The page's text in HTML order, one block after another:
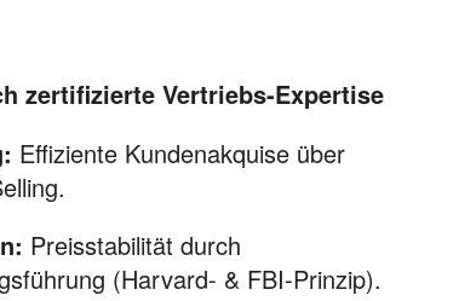
zertifizierte Vertriebs-Expertise
Effiziente Kundenakquise über
Preisstabilität durch
(Harvard- & FBI-Prinzip).